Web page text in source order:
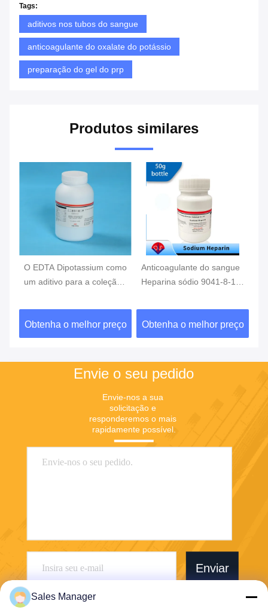
Tags:
aditivos nos tubos do sangue
anticoagulante do oxalate do potássio
preparação do gel do prp
Produtos similares
Anticoagulante do sangue
Heparina sódio 9041-8-1
de sangue
Obtenha o melhor preço
Aditivo da coleção do
sangue do lítio da
do sangue, CAS9045-22-1
Obtenha o melhor preço
Envie o seu pedido
Envie-nos a sua
solicitação e
responderemos o mais
rapidamente possível.
Enviar
Sales Manager